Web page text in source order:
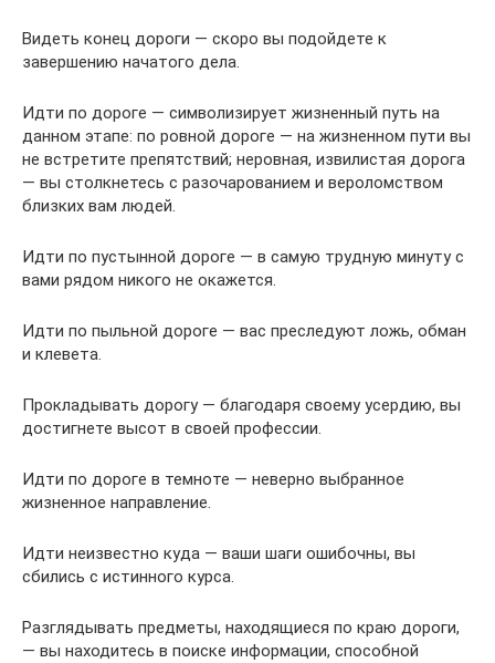
Видеть конец дороги — скоро вы подойдете к
завершению начатого дела.
Идти по дороге — символизирует жизненный путь на
данном этапе: по ровной дороге — на жизненном пути вы
не встретите препятствий; неровная, извилистая дорога
— вы столкнетесь с разочарованием и вероломством
близких вам людей.
Идти по пустынной дороге — в самую трудную минуту с
вами рядом никого не окажется.
Идти по пыльной дороге — вас преследуют ложь, обман
и клевета.
Прокладывать дорогу — благодаря своему усердию, вы
достигнете высот в своей профессии.
Идти по дороге в темноте — неверно выбранное
жизненное направление.
Идти неизвестно куда — ваши шаги ошибочны, вы
сбились с истинного курса.
Разглядывать предметы, находящиеся по краю дороги,
— вы находитесь в поиске информации, способной